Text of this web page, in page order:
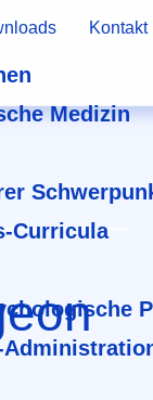
Kontakt
Medizin
Curricula